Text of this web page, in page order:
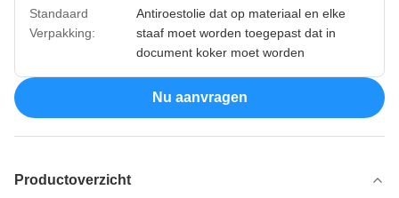
Standaard
Verpakking:
Antiroestolie dat op materiaal en elke
staaf moet worden toegepast dat in
document koker moet worden
Nu aanvragen
Productoverzicht